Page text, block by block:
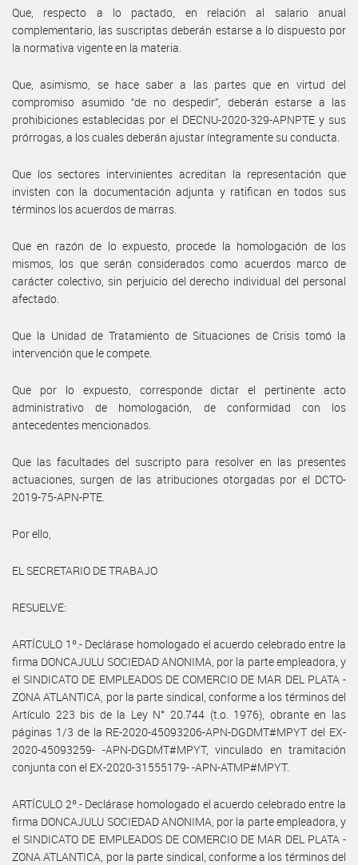
Que, respecto a lo pactado, en relación al salario anual
complementario, las suscriptas deberán estarse a lo dispuesto por
la normativa vigente en la materia.
Que, asimismo, se hace saber a las partes que en virtud del
compromiso asumido “de no despedir”, deberán estarse a las
prohibiciones establecidas por el DECNU-2020-329-APNPTE y sus
prórrogas, a los cuales deberán ajustar íntegramente su conducta.
Que los sectores intervinientes acreditan la representación que
invisten con la documentación adjunta y ratifican en todos sus
términos los acuerdos de marras.
Que en razón de lo expuesto, procede la homologación de los
mismos, los que serán considerados como acuerdos marco de
carácter colectivo, sin perjuicio del derecho individual del personal
afectado.
Que la Unidad de Tratamiento de Situaciones de Crisis tomó la
intervención que le compete.
Que por lo expuesto, corresponde dictar el pertinente acto
administrativo de homologación, de conformidad con los
antecedentes mencionados.
Que las facultades del suscripto para resolver en las presentes
actuaciones, surgen de las atribuciones otorgadas por el DCTO-
2019-75-APN-PTE.
Por ello,
EL SECRETARIO DE TRABAJO
RESUELVE:
ARTÍCULO 1º.- Declárase homologado el acuerdo celebrado entre la
firma DONCAJULU SOCIEDAD ANONIMA, por la parte empleadora, y
el SINDICATO DE EMPLEADOS DE COMERCIO DE MAR DEL PLATA -
ZONA ATLANTICA, por la parte sindical, conforme a los términos del
Artículo 223 bis de la Ley N° 20.744 (t.o. 1976), obrante en las
páginas 1/3 de la RE-2020-45093206-APN-DGDMT#MPYT del EX-
2020-45093259- -APN-DGDMT#MPYT, vinculado en tramitación
conjunta con el EX-2020-31555179- -APN-ATMP#MPYT.
ARTÍCULO 2º.- Declárase homologado el acuerdo celebrado entre la
firma DONCAJULU SOCIEDAD ANONIMA, por la parte empleadora, y
el SINDICATO DE EMPLEADOS DE COMERCIO DE MAR DEL PLATA -
ZONA ATLANTICA, por la parte sindical, conforme a los términos del